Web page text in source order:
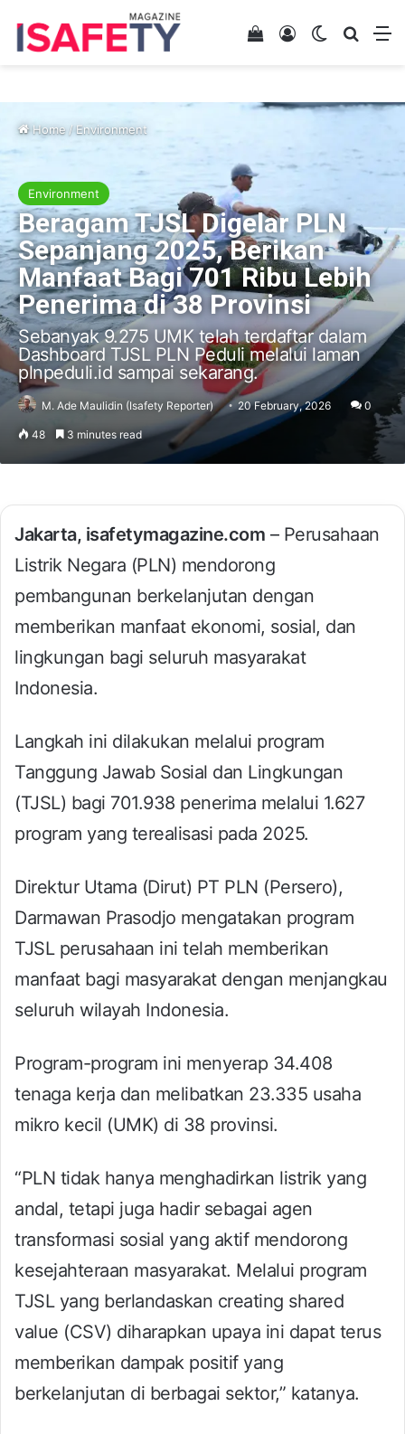
Switch skin
Log In
View your
Home/Environment
Environment
Beragam TJSL Digelar PLN
Sepanjang 2025, Berikan
Manfaat Bagi 701 Ribu Lebih
Penerima di 38 Provinsi
Sebanyak 9.275 UMK telah terdaftar dalam
Dashboard TJSL PLN Peduli melalui laman
plnpeduli.id sampai sekarang.
M. Ade Maulidin (Isafety Reporter) 20 February, 2026 0
48 3 minutes read
Jakarta, isafetymagazine.com – Perusahaan
Listrik Negara (PLN) mendorong
pembangunan berkelanjutan dengan
memberikan manfaat ekonomi, sosial, dan
lingkungan bagi seluruh masyarakat
Indonesia.
Langkah ini dilakukan melalui program
Tanggung Jawab Sosial dan Lingkungan
(TJSL) bagi 701.938 penerima melalui 1.627
program yang terealisasi pada 2025.
Direktur Utama (Dirut) PT PLN (Persero),
Darmawan Prasodjo mengatakan program
TJSL perusahaan ini telah memberikan
manfaat bagi masyarakat dengan menjangkau
seluruh wilayah Indonesia.
Program-program ini menyerap 34.408
tenaga kerja dan melibatkan 23.335 usaha
mikro kecil (UMK) di 38 provinsi.
“PLN tidak hanya menghadirkan listrik yang
andal, tetapi juga hadir sebagai agen
transformasi sosial yang aktif mendorong
kesejahteraan masyarakat. Melalui program
TJSL yang berlandaskan creating shared
value (CSV) diharapkan upaya ini dapat terus
memberikan dampak positif yang
berkelanjutan di berbagai sektor,” katanya.